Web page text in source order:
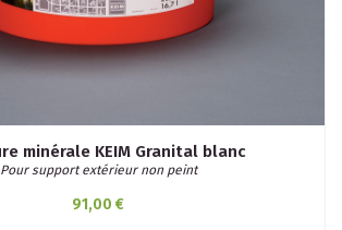
minérale KEIM Granital blanc
Pour support extérieur non peint
91,00 €